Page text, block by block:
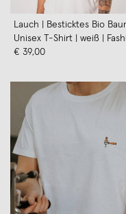
Lauch | Besticktes Bio
Unisex T-Shirt | weiß |
Drinks
€ 39,00